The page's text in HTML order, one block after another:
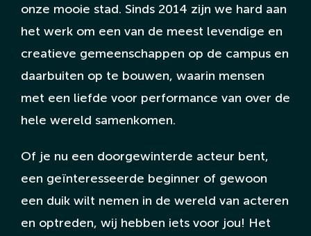
English Page
onze mooie stad. Sinds 2014 zijn we hard aan
het werk om een van de meest levendige en
creatieve gemeenschappen op de campus en
daarbuiten op te bouwen, waarin mensen
met een liefde voor performance van over de
hele wereld samenkomen.
Of je nu een doorgewinterde acteur bent,
een geïnteresseerde beginner of gewoon
een duik wilt nemen in de wereld van acteren
en optreden, wij hebben iets voor jou! Het